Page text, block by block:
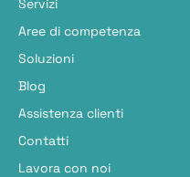
Servizi
Aree di competenza
Soluzioni
Blog
Assistenza clienti
Contatti
Lavora con noi